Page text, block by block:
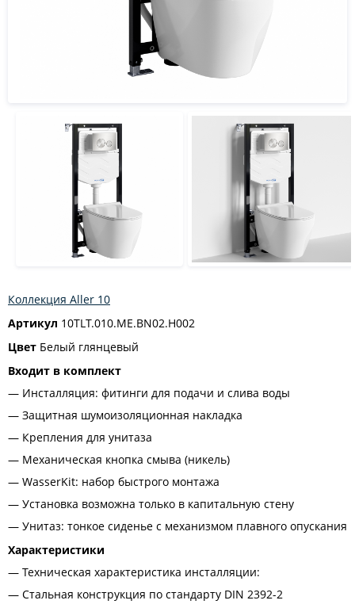
Коллекция Aller 10
Артикул 10TLT.010.ME.BN02.H002
Цвет Белый глянцевый
Входит в комплект
Инсталляция: фитинги для подачи и слива воды
Защитная шумоизоляционная накладка
Крепления для унитаза
Механическая кнопка смыва (никель)
WasserKit: набор быстрого монтажа
Установка возможна только в капитальную стену
Унитаз: тонкое сиденье с механизмом плавного опускания
Характеристики
Техническая характеристика инсталляции:
Стальная конструкция по стандарту DIN 2392-2